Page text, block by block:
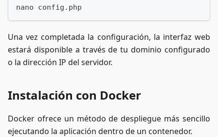
nano config.php
Una vez completada la configuración, la interfaz web
estará disponible a través de tu dominio configurado
o la dirección IP del servidor.
Instalación con Docker
Docker ofrece un método de despliegue más sencillo
ejecutando la aplicación dentro de un contenedor.